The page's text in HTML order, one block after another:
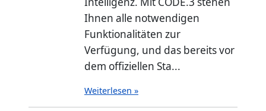
Ihnen alle notwendigen
Funktionalitäten zur
Verfügung, und das bereits vor
dem offiziellen Sta...
Weiterlesen »